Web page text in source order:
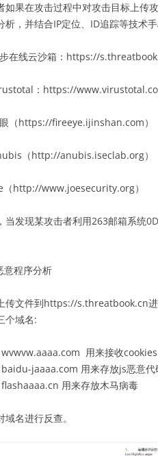
如果在攻击过程中对攻击目标上传
析，并结合IP定位、ID追踪等技术
在线云沙箱：https://
：https://
（https://fireeye.ijinshan.com）
（http://anubis.iseclab.org）
http://www.joesecurity.org）
当发现某攻击者利用263邮箱系统
意程序分析
传文件到https://s.threatbook.cn进
个域名:
wvwvw.aaaa.com 用来接收cookies
baidu-jaaaa.com 用来存放js恶意代
flashaaaa.cn 用来存放木马病毒
域名进行反查。